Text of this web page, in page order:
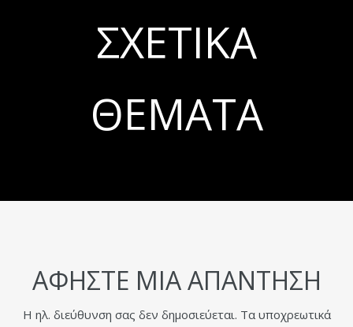
ΣΧΕΤΙΚΆ
ΘΈΜΑΤΑ
ΑΦΉΣΤΕ ΜΙΑ ΑΠΆΝΤΗΣΗ
Η ηλ. διεύθυνση σας δεν δημοσιεύεται. Τα υποχρεωτικά